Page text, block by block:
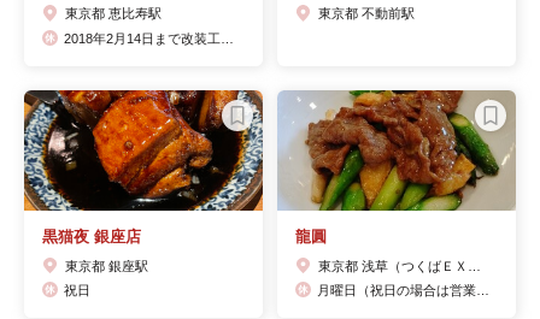
東京都 恵比寿駅
東京都 不動前駅
黒猫夜 銀座店
東京都 銀座駅
祝日
龍圓